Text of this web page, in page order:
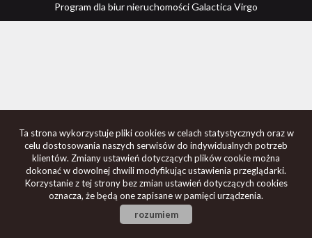
Program dla biur nieruchomościGalactica Virgo
Ta strona wykorzystuje pliki cookies w celach statystycznych oraz w
celu dostosowania naszych serwisów do indywidualnych potrzeb
klientów. Zmiany ustawień dotyczących plików cookie można
dokonać w dowolnej chwili modyfikując ustawienia przeglądarki.
Korzystanie z tej strony bez zmian ustawień dotyczących cookies
oznacza, że będą one zapisane w pamięci urządzenia.
rozumiem